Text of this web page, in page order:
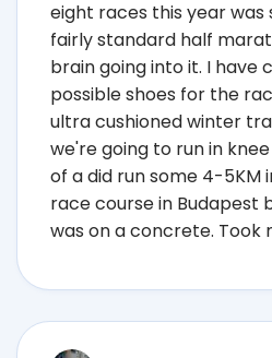
eight races this year was
fairly standard half
brain going into it. I have
possible shoes for the
ultra cushioned winter
we're going to run in
of a did run some 4-5KM
race course in Budapest
was on a concrete. Took